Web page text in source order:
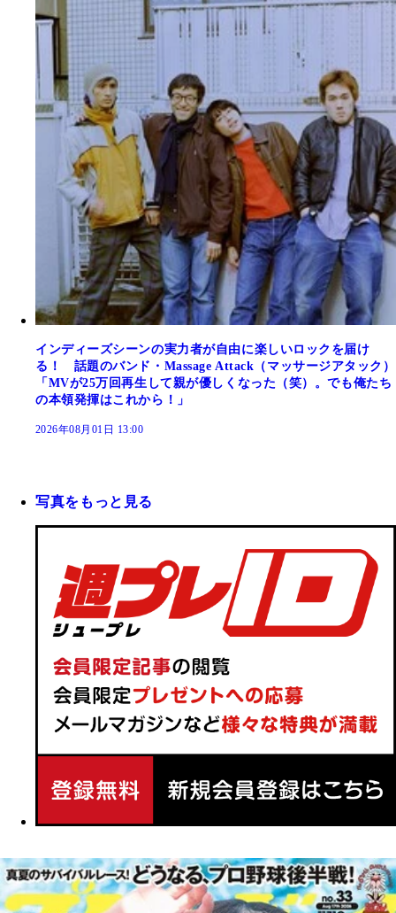
インディーズシーンの実力者が自由に楽しいロックを届け
る！ 話題のバンド・Massage Attack（マッサージアタック）
「MVが25万回再生して親が優しくなった（笑）。でも俺たち
の本領発揮はこれから！」
2026年08月01日 13:00
写真をもっと見る